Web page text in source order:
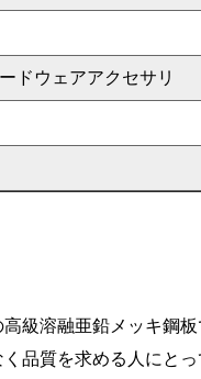
ドウェアアクセサリ
級溶融亜鉛メッキ鋼
品質を求める人にと